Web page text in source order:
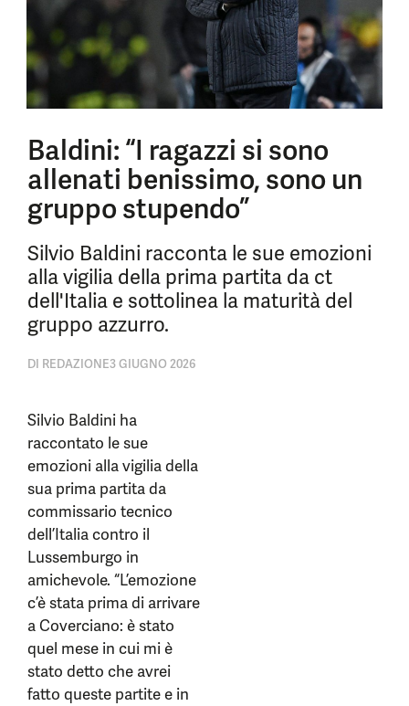
Baldini: “I ragazzi si sono
allenati benissimo, sono un
gruppo stupendo”
Silvio Baldini racconta le sue emozioni
alla vigilia della prima partita da ct
dell'Italia e sottolinea la maturità del
gruppo azzurro.
DI REDAZIONE3 GIUGNO 2026
Silvio Baldini ha
raccontato le sue
emozioni alla vigilia della
sua prima partita da
commissario tecnico
dell’Italia contro il
Lussemburgo in
amichevole. “L’emozione
c’è stata prima di arrivare
a Coverciano: è stato
quel mese in cui mi è
stato detto che avrei
fatto queste partite e in